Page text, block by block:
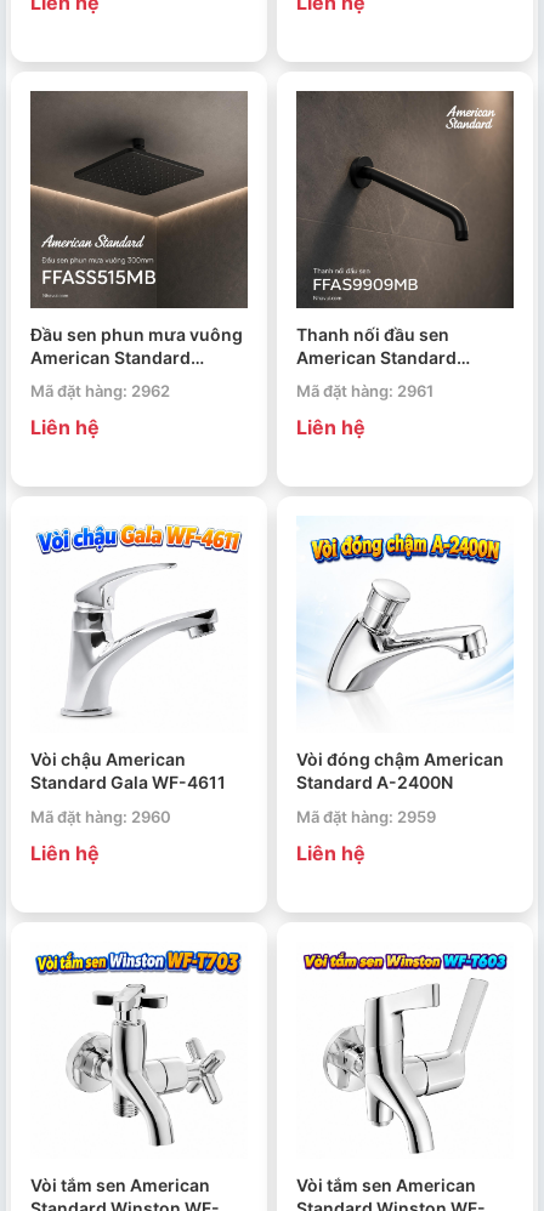
Đầu sen phun mưa vuông
American Standard
FFASS515MB
Mã đặt hàng: 2962
Liên hệ
Thanh nối đầu sen
American Standard
FFAS9909MB
Mã đặt hàng: 2961
Liên hệ
Vòi chậu American
Standard Gala WF-4611
Mã đặt hàng: 2960
Liên hệ
Vòi đóng chậm American
Standard A-2400N
Mã đặt hàng: 2959
Liên hệ
Vòi tắm sen American
Vòi tắm sen American